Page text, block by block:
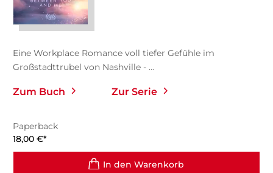
Eine Workplace Romance voll tiefer Gefühle im
Großstadttrubel von Nashville - ...
Zum Buch Zur Serie
Paperback
18,00 €*
In den Warenkorb